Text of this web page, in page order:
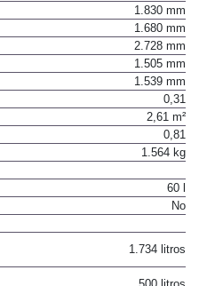
1.830 mm
1.680 mm
2.728 mm
1.505 mm
1.539 mm
0,31
2,61 m²
0,81
1.564 kg
60 l
No
1.734 litros